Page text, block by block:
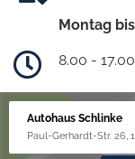
Montag
8.00 - 17.00
Autohaus Schlinke
Paul-Gerhardt-Str. 26,